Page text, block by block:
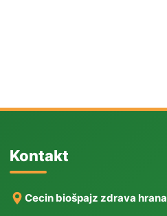
Kontakt
Cecin biošpajz zdrava hrana